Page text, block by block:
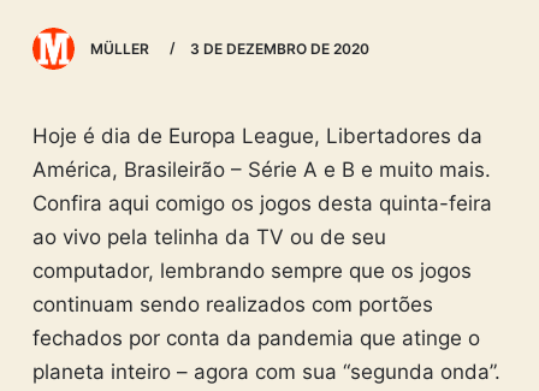
e
MÜLLER 3 DE DEZEMBRO DE 2020
Hoje é dia de Europa League, Libertadores da
América, Brasileirão – Série A e B e muito mais.
Confira aqui comigo os jogos desta quinta-feira
ao vivo pela telinha da TV ou de seu
computador, lembrando sempre que os jogos
continuam sendo realizados com portões
fechados por conta da pandemia que atinge o
planeta inteiro – agora com sua “segunda onda”.